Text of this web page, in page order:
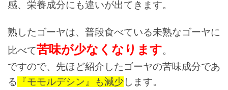
感、栄養成分にも違いが出てきます。
熟したゴーヤは、普段食べている未熟なゴーヤに
比べて苦味が少なくなります。
ですので、先ほど紹介したゴーヤの苦味成分であ
る 『モモルデシン』も減少します。